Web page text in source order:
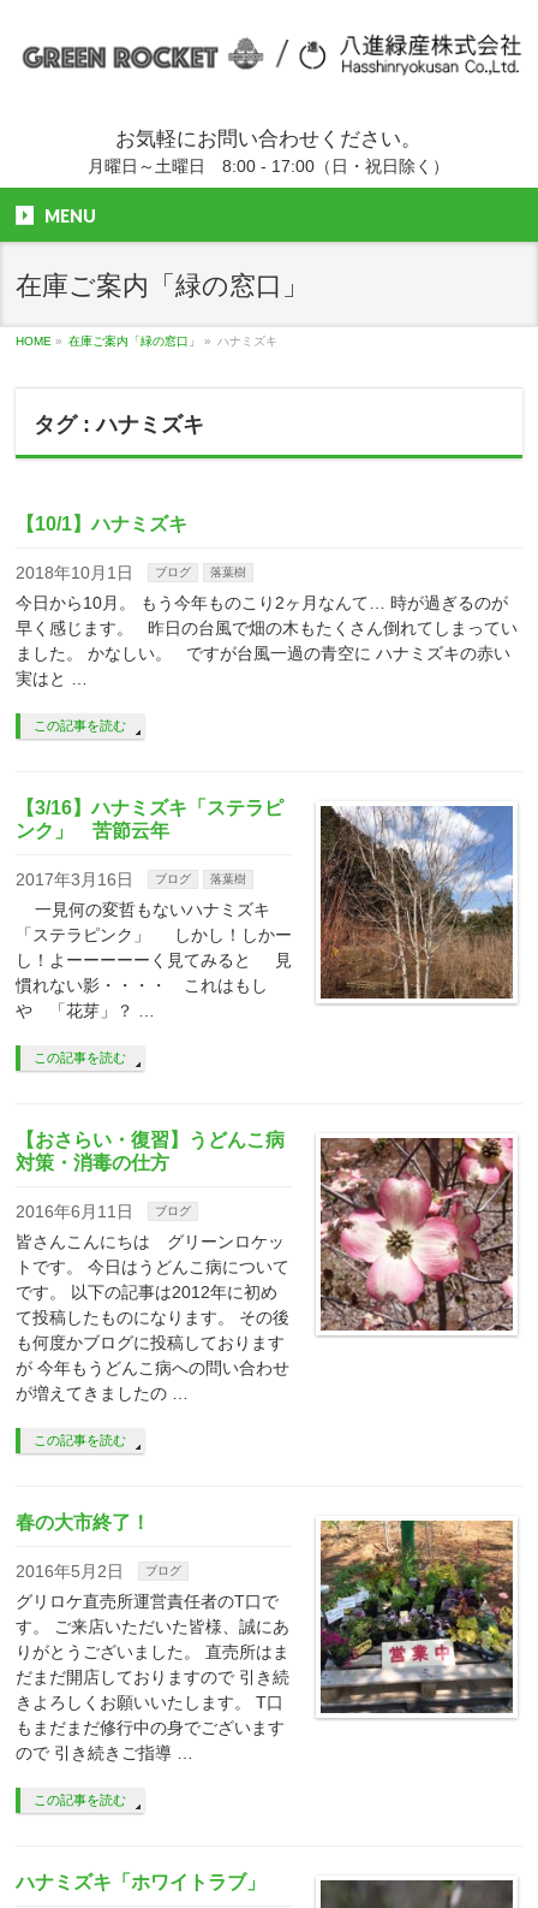
お気軽にお問い合わせください。
月曜日～土曜日 8:00 - 17:00（日・祝日除く）
MENU
在庫ご案内「緑の窓口」
HOME » 在庫ご案内「緑の窓口」 » ハナミズキ
タグ : ハナミズキ
【10/1】ハナミズキ
2018年10月1日 ブログ 落葉樹
今日から10月。 もう今年ものこり2ヶ月なんて… 時が過ぎるのが
早く感じます。 昨日の台風で畑の木もたくさん倒れてしまってい
ました。 かなしい。 ですが台風一過の青空に ハナミズキの赤い
実はと …
この記事を読む
【3/16】ハナミズキ「ステラピ
ンク」 苦節云年
2017年3月16日 ブログ 落葉樹
一見何の変哲もないハナミズキ
「ステラピンク」 しかし！しかー
し！よーーーーーく見てみると 見
慣れない影・・・・ これはもし
や 「花芽」？ …
この記事を読む
【おさらい・復習】うどんこ病
対策・消毒の仕方
2016年6月11日 ブログ
皆さんこんにちは グリーンロケッ
トです。 今日はうどんこ病について
です。 以下の記事は2012年に初め
て投稿したものになります。 その後
も何度かブログに投稿しております
が 今年もうどんこ病への問い合わせ
が増えてきましたの …
この記事を読む
春の大市終了！
2016年5月2日 ブログ
グリロケ直売所運営責任者のT口で
す。 ご来店いただいた皆様、誠にあ
りがとうございました。 直売所はま
だまだ開店しておりますので 引き続
きよろしくお願いいたします。 T口
もまだまだ修行中の身でございます
ので 引き続きご指導 …
この記事を読む
ハナミズキ「ホワイトラブ」